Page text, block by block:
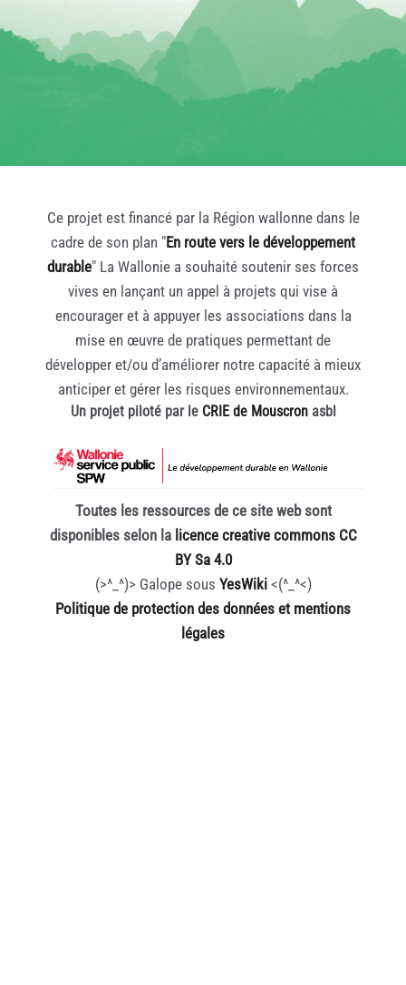
Ce projet est financé par la Région wallonne dans le
cadre de son plan "En route vers le développement
durable" La Wallonie a souhaité soutenir ses forces
vives en lançant un appel à projets qui vise à
encourager et à appuyer les associations dans la
mise en œuvre de pratiques permettant de
développer et/ou d’améliorer notre capacité à mieux
anticiper et gérer les risques environnementaux.
Un projet piloté par le CRIE de Mouscronasbl
Toutes les ressources de ce site web sont
disponibles selon la licence creative commons CC
BY Sa 4.0
(>^_^)> Galope sous YesWiki<(^_^<)
Politique de protection des données et mentions
légales